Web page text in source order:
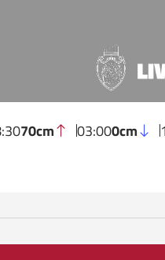
70cm 03:000cm